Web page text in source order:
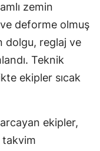
zemin
ve deforme olmuş
dolgu, reglaj ve
Teknik
ekipler sıcak
ekipler,
takvim